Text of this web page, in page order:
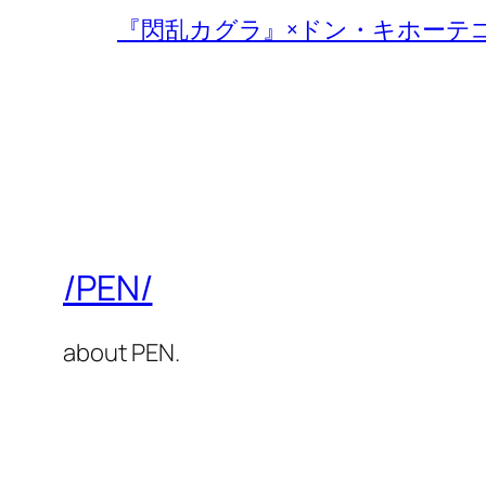
『閃乱カグラ』×ドン・キホーテ
/PEN/
about PEN.